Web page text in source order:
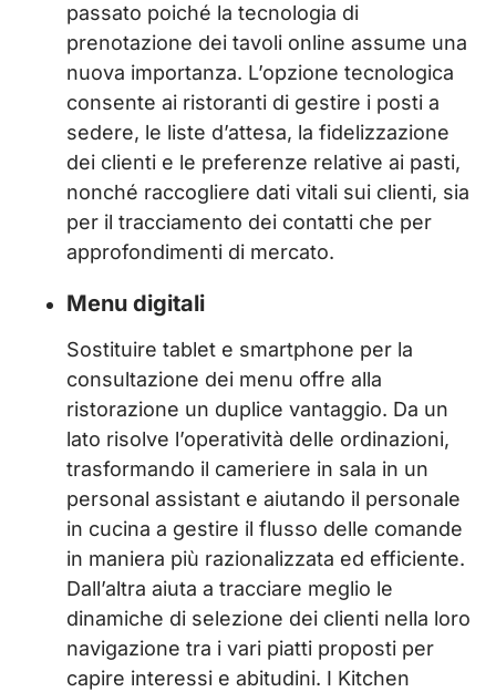
passato poiché la tecnologia di
prenotazione dei tavoli online assume una
nuova importanza. L’opzione tecnologica
consente ai ristoranti di gestire i posti a
sedere, le liste d’attesa, la fidelizzazione
dei clienti e le preferenze relative ai pasti,
nonché raccogliere dati vitali sui clienti, sia
per il tracciamento dei contatti che per
approfondimenti di mercato.
Menu digitali
Sostituire tablet e smartphone per la
consultazione dei menu offre alla
ristorazione un duplice vantaggio. Da un
lato risolve l’operatività delle ordinazioni,
trasformando il cameriere in sala in un
personal assistant e aiutando il personale
in cucina a gestire il flusso delle comande
in maniera più razionalizzata ed efficiente.
Dall’altra aiuta a tracciare meglio le
dinamiche di selezione dei clienti nella loro
navigazione tra i vari piatti proposti per
capire interessi e abitudini. I Kitchen